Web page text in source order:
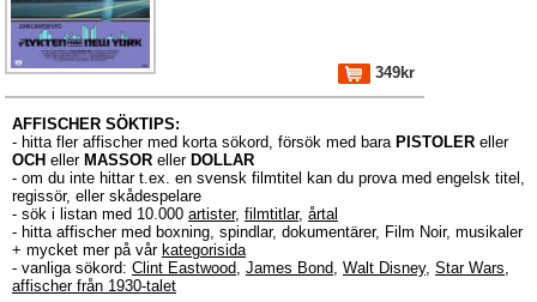
349kr
AFFISCHER SÖKTIPS:
- hitta fler affischer med korta sökord, försök med bara PISTOLER eller
OCH eller MASSOR eller DOLLAR
- om du inte hittar t.ex. en svensk filmtitel kan du prova med engelsk titel,
regissör, eller skådespelare
- sök i listan med 10.000 artister, filmtitlar, årtal
- hitta affischer med boxning, spindlar, dokumentärer, Film Noir, musikaler
+ mycket mer på vår kategorisida
- vanliga sökord: Clint Eastwood, James Bond, Walt Disney, Star Wars,
affischer från 1930-talet